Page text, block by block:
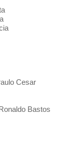
Cesar
Bastos